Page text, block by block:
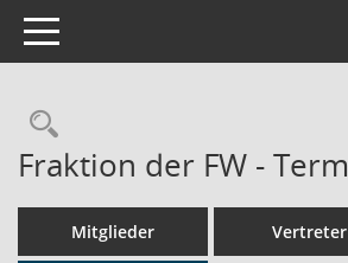
Toggle navigation
Rechercheauswahl
Fraktion der FW -
Mitglieder Vertreter